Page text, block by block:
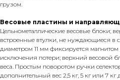
грузом.
Весовые пластины и
Цельнометаллические весовые блоки;
встроенные втулки, не нуждающиеся в
диаметром 11 мм фиксируется
исключения потери; верхний весовой
веса. Простым поворотом ручки
дополнительный вес 2,5 кг, 5 кг или 7